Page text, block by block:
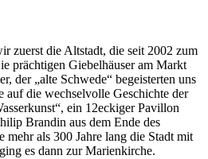
zuerst die Altstadt, die seit 2002 zum
prächtigen Giebelhäuser am Markt
der „alte Schwede“ begeisterten uns
auf die wechselvolle Geschichte der
ein 12eckiger Pavillon
Brandin aus dem Ende des
mehr als 300 Jahre lang die Stadt mit
es dann zur Marienkirche.